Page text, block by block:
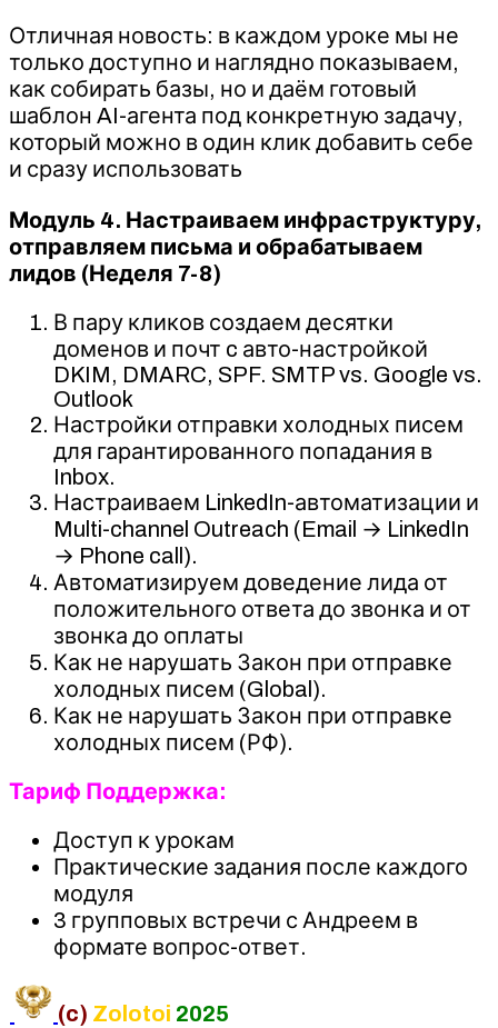
Отличная новость: в каждом уроке мы не
только доступно и наглядно показываем,
как собирать базы, но и даём готовый
шаблон AI-агента под конкретную задачу,
который можно в один клик добавить себе
и сразу использовать
Модуль 4. Настраиваем инфраструктуру,
отправляем письма и обрабатываем
лидов (Неделя 7-8)
В пару кликов создаем десятки
доменов и почт c авто-настройкой
DKIM, DMARC, SPF. SMTP vs. Google vs.
Outlook
Настройки отправки холодных писем
для гарантированного попадания в
Inbox.
Настраиваем LinkedIn-автоматизации и
Multi-channel Outreach (Email → LinkedIn
→ Phone call).
Автоматизируем доведение лида от
положительного ответа до звонка и от
звонка до оплаты
Как не нарушать Закон при отправке
холодных писем (Global).
Как не нарушать Закон при отправке
холодных писем (РФ).
Тариф Поддержка:
Доступ к урокам
Практические задания после каждого
модуля
3 групповых встречи с Андреем в
формате вопрос-ответ.
(c) Zolotoi 2025